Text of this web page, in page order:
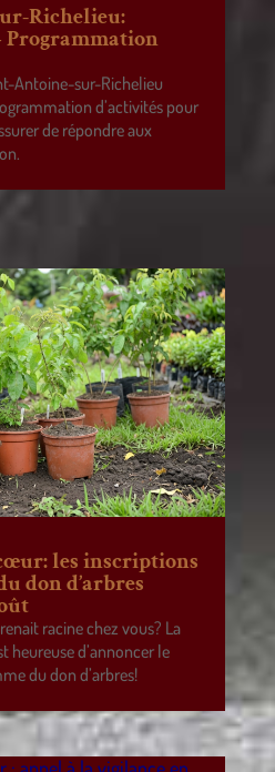
Richelieu:
Programmation
Antoine-sur-Richelieu
d’activités pour
de répondre aux
les inscriptions
don d’arbres
racine chez vous? La
d’annoncer le
du don d’arbres!